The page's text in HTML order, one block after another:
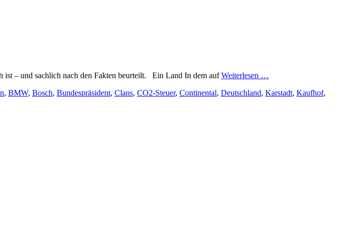
ist – und sachlich nach den Fakten beurteilt. Ein Land In dem aufWeiterlesen …
, BMW, Bosch, Bundespräsident, Clans, CO2-Steuer, Continental, Deutschland, Karstadt, Kaufhof,